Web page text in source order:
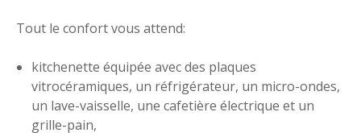
Tout le confort vous attend:
kitchenette équipée avec des plaques
vitrocéramiques, un réfrigérateur, un micro-ondes,
un lave-vaisselle, une cafetière électrique et un
grille-pain,